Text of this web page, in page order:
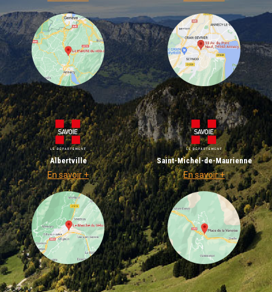
Albertville
En savoir +
Saint-Michel-de-Maurienne
En savoir +